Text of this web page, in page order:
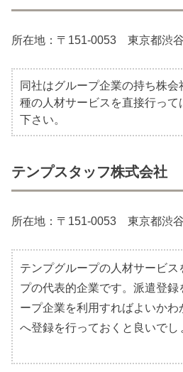
所在地：〒151-0053 東京都渋
同社はグループ企業の持ち株
種の人材サービスを直接行っ
下さい。
テンプスタッフ株式会社
所在地：〒151-0053 東京都渋
テンプグループの人材サービ
プの代表的企業です。派遣登
ープ企業を利用すればよいか
へ登録を行っておくと良いでし